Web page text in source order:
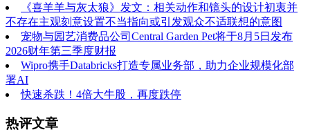
《喜羊羊与灰太狼》发文：相关动作和镜头的设计初衷并
不存在主观刻意设置不当指向或引发观众不适联想的意图
宠物与园艺消费品公司Central Garden Pet将于8月5日发布
2026财年第三季度财报
Wipro携手Databricks打造专属业务部，助力企业规模化部
署AI
快速杀跌！4倍大牛股，再度跌停
热评文章